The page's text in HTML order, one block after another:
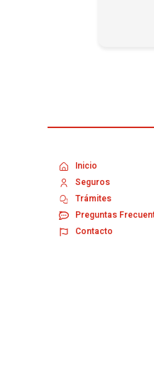
Inicio
Seguros
Trámites
Preguntas
Contacto